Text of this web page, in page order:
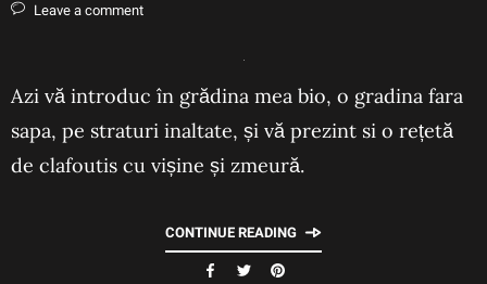
Leave a comment
Azi vă introduc în grădina mea bio, o gradina fara
sapa, pe straturi inaltate, și vă prezint si o rețetă
de clafoutis cu vișine și zmeură.
CONTINUE READING